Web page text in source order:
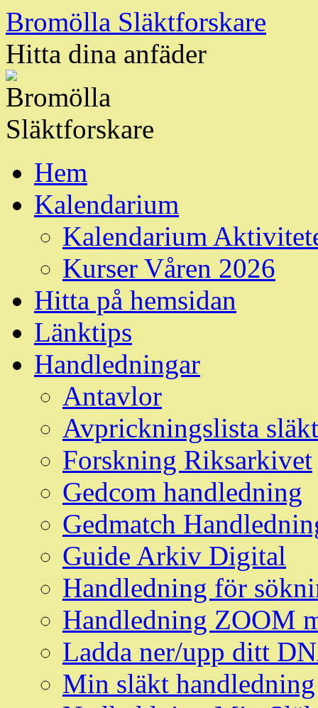
Hoppa
till
innehåll
Bromölla Släktforskare
Hitta dina anfäder
Hem
Kalendarium
Kalendarium
Kurser Våren 2026
Hitta på hemsidan
Länktips
Handledningar
Antavlor
Avprickningslista
Forskning Riksarkivet
Gedcom handledning
Gedmatch
Guide Arkiv Digital
Handledning för
Handledning ZOOM
Ladda ner/upp ditt
Min släkt handledning